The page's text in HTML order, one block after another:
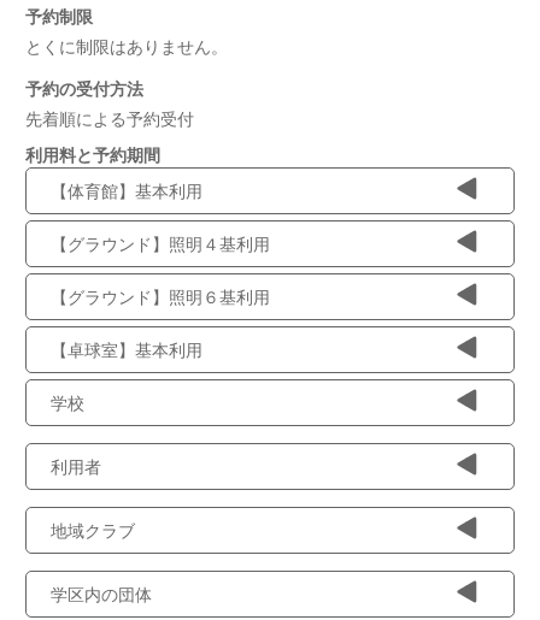
予約制限
とくに制限はありません。
予約の受付方法
先着順による予約受付
利用料と予約期間
【体育館】基本利用
【グラウンド】照明４基利用
【グラウンド】照明６基利用
【卓球室】基本利用
学校
利用者
地域クラブ
学区内の団体